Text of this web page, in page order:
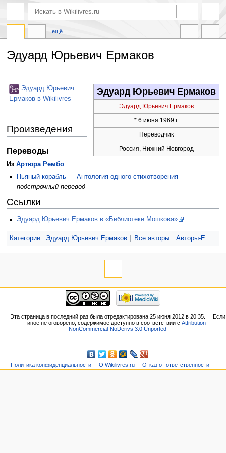
Эдуард Юрьевич Ермаков
навигации
поиску
Эдуард Юрьевич Ермаков
Эдуард Юрьевич Ермаков
* 6 июня 1969 г.
Переводчик
Россия, Нижний Новгород
Эдуард Юрьевич
Ермаков в Wikilivres
Произведения
Переводы
Из Артюра Рембо
Пьяный корабль — Антология одного стихотворения —
подстрочный перевод
Ссылки
Эдуард Юрьевич Ермаков в «Библиотеке Мошкова»
Категории: Эдуард Юрьевич Ермаков Все авторы Авторы-Е
ещё
Эта страница в последний раз была отредактирована 25 июня 2012 в 20:35.
Если
иное не оговорено, содержимое доступно в соответствии сAttribution-
NonCommercial-NoDerivs 3.0 Unported
Политика конфиденциальности О Wikilivres.ru Отказ от ответственности